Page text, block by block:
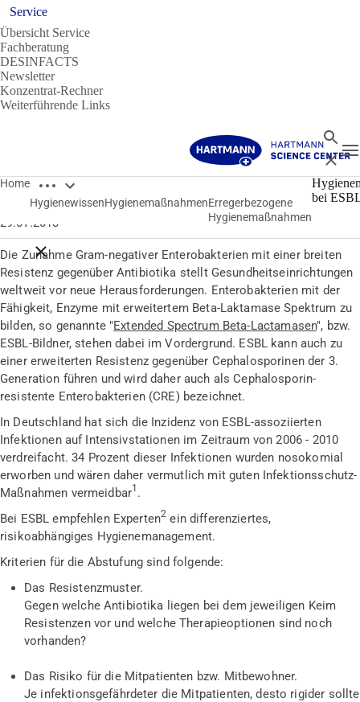
Service
Übersicht Service
Fachberatung
DESINFACTS
Newsletter
Konzentrat-Rechner
Weiterführende Links
Suche
Home Breadcrumbs öffnen
Breadcrumbs schließen
HygienewissenHygienemaßnahmenErregerbezogene
Hygienemaßnahmen
bei
Erregerbezogene Hygienemaßnahmen
Hygienemaßnahmen bei ESBL/CRE
29.07.2013
Die Zunahme Gram-negativer Enterobakterien mit einer breiten
Resistenz gegenüber Antibiotika stellt Gesundheitseinrichtungen
weltweit vor neue Herausforderungen. Enterobakterien mit der
Fähigkeit, Enzyme mit erweitertem Beta-Laktamase Spektrum zu
bilden, so genannte "Extended Spectrum Beta-Lactamasen", bzw.
ESBL-Bildner, stehen dabei im Vordergrund. ESBL kann auch zu
einer erweiterten Resistenz gegenüber Cephalosporinen der 3.
Generation führen und wird daher auch als Cephalosporin-
resistente Enterobakterien (CRE) bezeichnet.
In Deutschland hat sich die Inzidenz von ESBL-assoziierten
Infektionen auf Intensivstationen im Zeitraum von 2006 - 2010
verdreifacht. 34 Prozent dieser Infektionen wurden nosokomial
erworben und wären daher vermutlich mit guten Infektionsschutz-
Maßnahmen vermeidbar1 .
Bei ESBL empfehlen Experten2 ein differenziertes,
risikoabhängiges Hygienemanagement.
Kriterien für die Abstufung sind folgende:
Das Resistenzmuster.
Gegen welche Antibiotika liegen bei dem jeweiligen Keim
Resistenzen vor und welche Therapieoptionen sind noch
vorhanden?
Das Risiko für die Mitpatienten bzw. Mitbewohner.
Je infektionsgefährdeter die Mitpatienten, desto rigider sollte